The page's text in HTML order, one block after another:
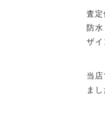
査
防
ザイ
当
ま